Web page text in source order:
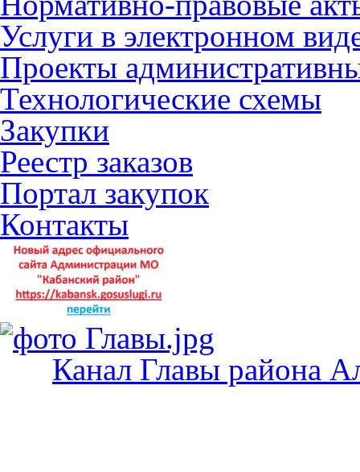
Услуги в электронном
Проекты
Технологические схемы
Закупки
Реестр заказов
Портал закупок
Контакты
Канал Главы района